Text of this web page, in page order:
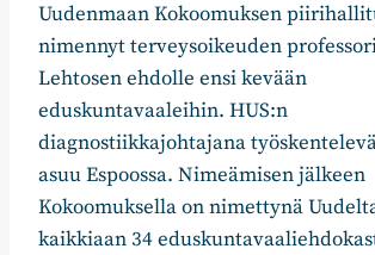
Uudenmaan Kokoomuksen
nimennyt terveysoikeuden
Lehtosen ehdolle ensi kevään
eduskuntavaaleihin. HUS:n
diagnostiikkajohtajana
asuu Espoossa. Nimeämisen jälkeen
Kokoomuksella on nimettynä
kaikkiaan 34